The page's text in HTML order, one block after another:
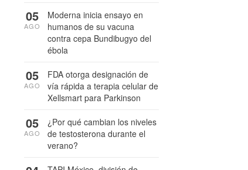
Moderna inicia ensayo en
humanos de su vacuna
contra cepa Bundibugyo del
ébola
05
AGO
FDA otorga designación de
vía rápida a terapia celular de
Xellsmart para Parkinson
05
AGO
¿Por qué cambian los niveles
de testosterona durante el
verano?
05
AGO